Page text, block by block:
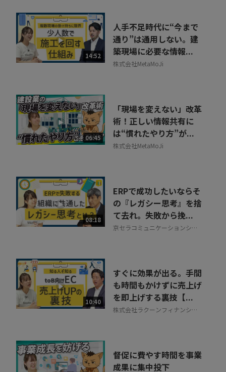
14:52
人手不足時代に“今まで
通り”は通用しない。建
築現場に必要な情報...
株式会社MetaMoJi
06:45
「現場を変えない」改革
術！正しい情報共有に
は“慣れたやり方”が...
株式会社MetaMoJi
08:18
ERPで成功したいならそ
の『レガシー思考』を捨
て去れ。失敗から挽...
京セラコミュニケーションシス
10:40
すぐに効果が出る。手間
も時間もかけずに売上げ
を即上げする裏技【...
株式会社ラクーンフィナンシャ
督促に費やす時間を事業
成果に集中投下